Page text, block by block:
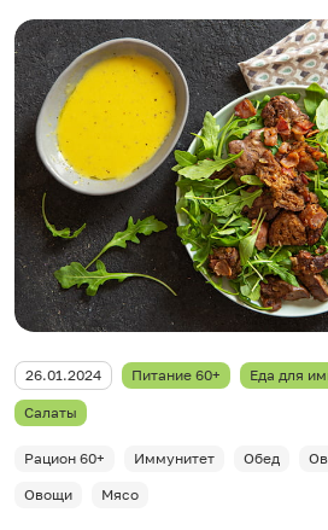
26.01.2024 Питание 60+ Еда для
Салаты
Рацион 60+ Иммунитет Обед
Овощи
Мясо